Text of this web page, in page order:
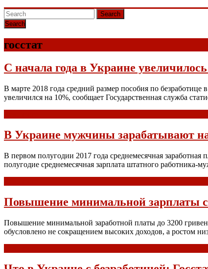
Search
госстат
С начала года в Украине
В марте 2018 года средний размер пособия по
увеличился на 10%, сообщает Государственная служба
В Украине мужчины зарабатывают
В первом полугодии 2017 года среднемесячная
полугодие среднемесячная зарплата штатного
Повышение минимальной зарплаты
Повышение минимальной заработной платы до 3200 гривен
обусловлено не сокращением высоких доходов, а ростом